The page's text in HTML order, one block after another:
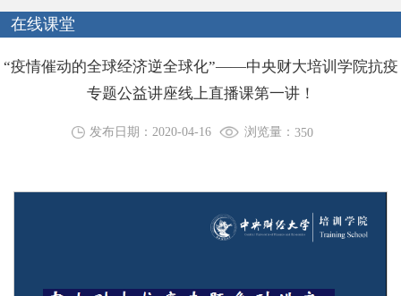
在线课堂
“疫情催动的全球经济逆全球化”——中央财大培训学院抗疫
专题公益讲座线上直播课第一讲！
发布日期：2020-04-16 浏览量： 350